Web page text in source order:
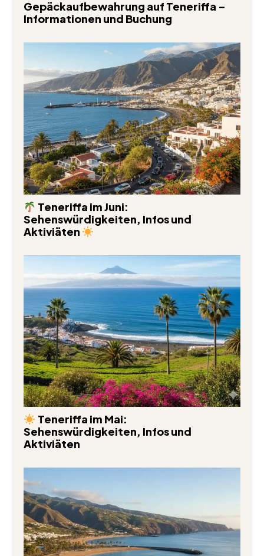
Gepäckaufbewahrung auf Teneriffa –
Informationen und Buchung
Teneriffa im Juni:
Sehenswürdigkeiten, Infos und
Aktiviäten
Teneriffa im Mai:
Sehenswürdigkeiten, Infos und
Aktiviäten